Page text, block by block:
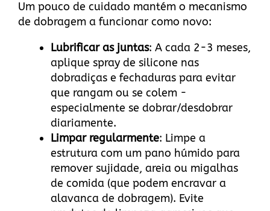
Um pouco de cuidado mantém o mecanismo
de dobragem a funcionar como novo:
Lubrificar as juntas: A cada 2-3 meses,
aplique spray de silicone nas
dobradiças e fechaduras para evitar
que rangam ou se colem -
especialmente se dobrar/desdobrar
diariamente.
Limpar regularmente: Limpe a
estrutura com um pano húmido para
remover sujidade, areia ou migalhas
de comida (que podem encravar a
alavanca de dobragem). Evite